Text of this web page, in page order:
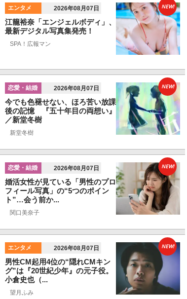
エンタメ 2026年08月07日
江籠裕奈「エンジェルボディ」、
最新デジタル写真集発売！
SPA！広報マン
NEW!
恋愛・結婚 2026年08月07日
今でも色褪せない、ほろ苦い放課
後の記憶 『五十年目の両想い』
／新堂冬樹
新堂冬樹
NEW!
恋愛・結婚 2026年08月07日
婚活女性が見ている「男性のプロ
フィール写真」の“5つのポイン
ト”…会う前か...
関口美奈子
NEW!
エンタメ 2026年08月07日
男性CM起用4位の“隠れCMキン
グ”は『20世紀少年』の元子役。
小倉史也（...
望月ふみ
NEW!